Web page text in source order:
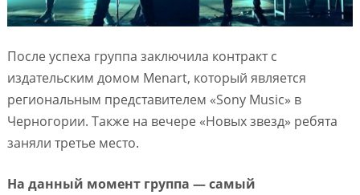
После успеха группа заключила контракт с
издательским домом Menart, который является
региональным представителем «Sony Music» в
Черногории. Также на вечере «Новых звезд» ребята
заняли третье место.
На данный момент группа — самый